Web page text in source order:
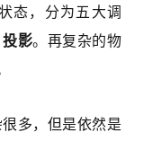
态，分为五大调
投影。再复杂的物
多，但是依然是